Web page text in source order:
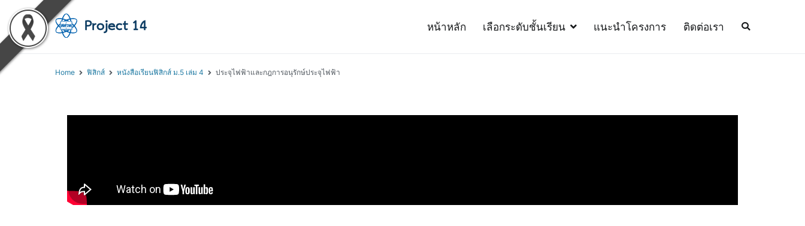
หน้าหลัก เลือกระดับชั้นเรียน แนะนำโครงการ ติดต่อเรา
Home ฟิสิกส์ หนังสือเรียนฟิสิกส์ ม.5 เล่ม 4 ประจุไฟฟ้าและกฎการอนุรักษ์ประจุไฟฟ้า